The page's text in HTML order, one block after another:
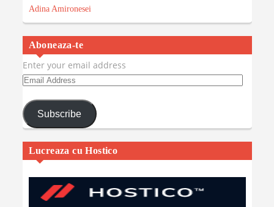
Adina Amironesei
Aboneaza-te
Enter your email address
Email
Subscribe
Lucreaza cu Hostico